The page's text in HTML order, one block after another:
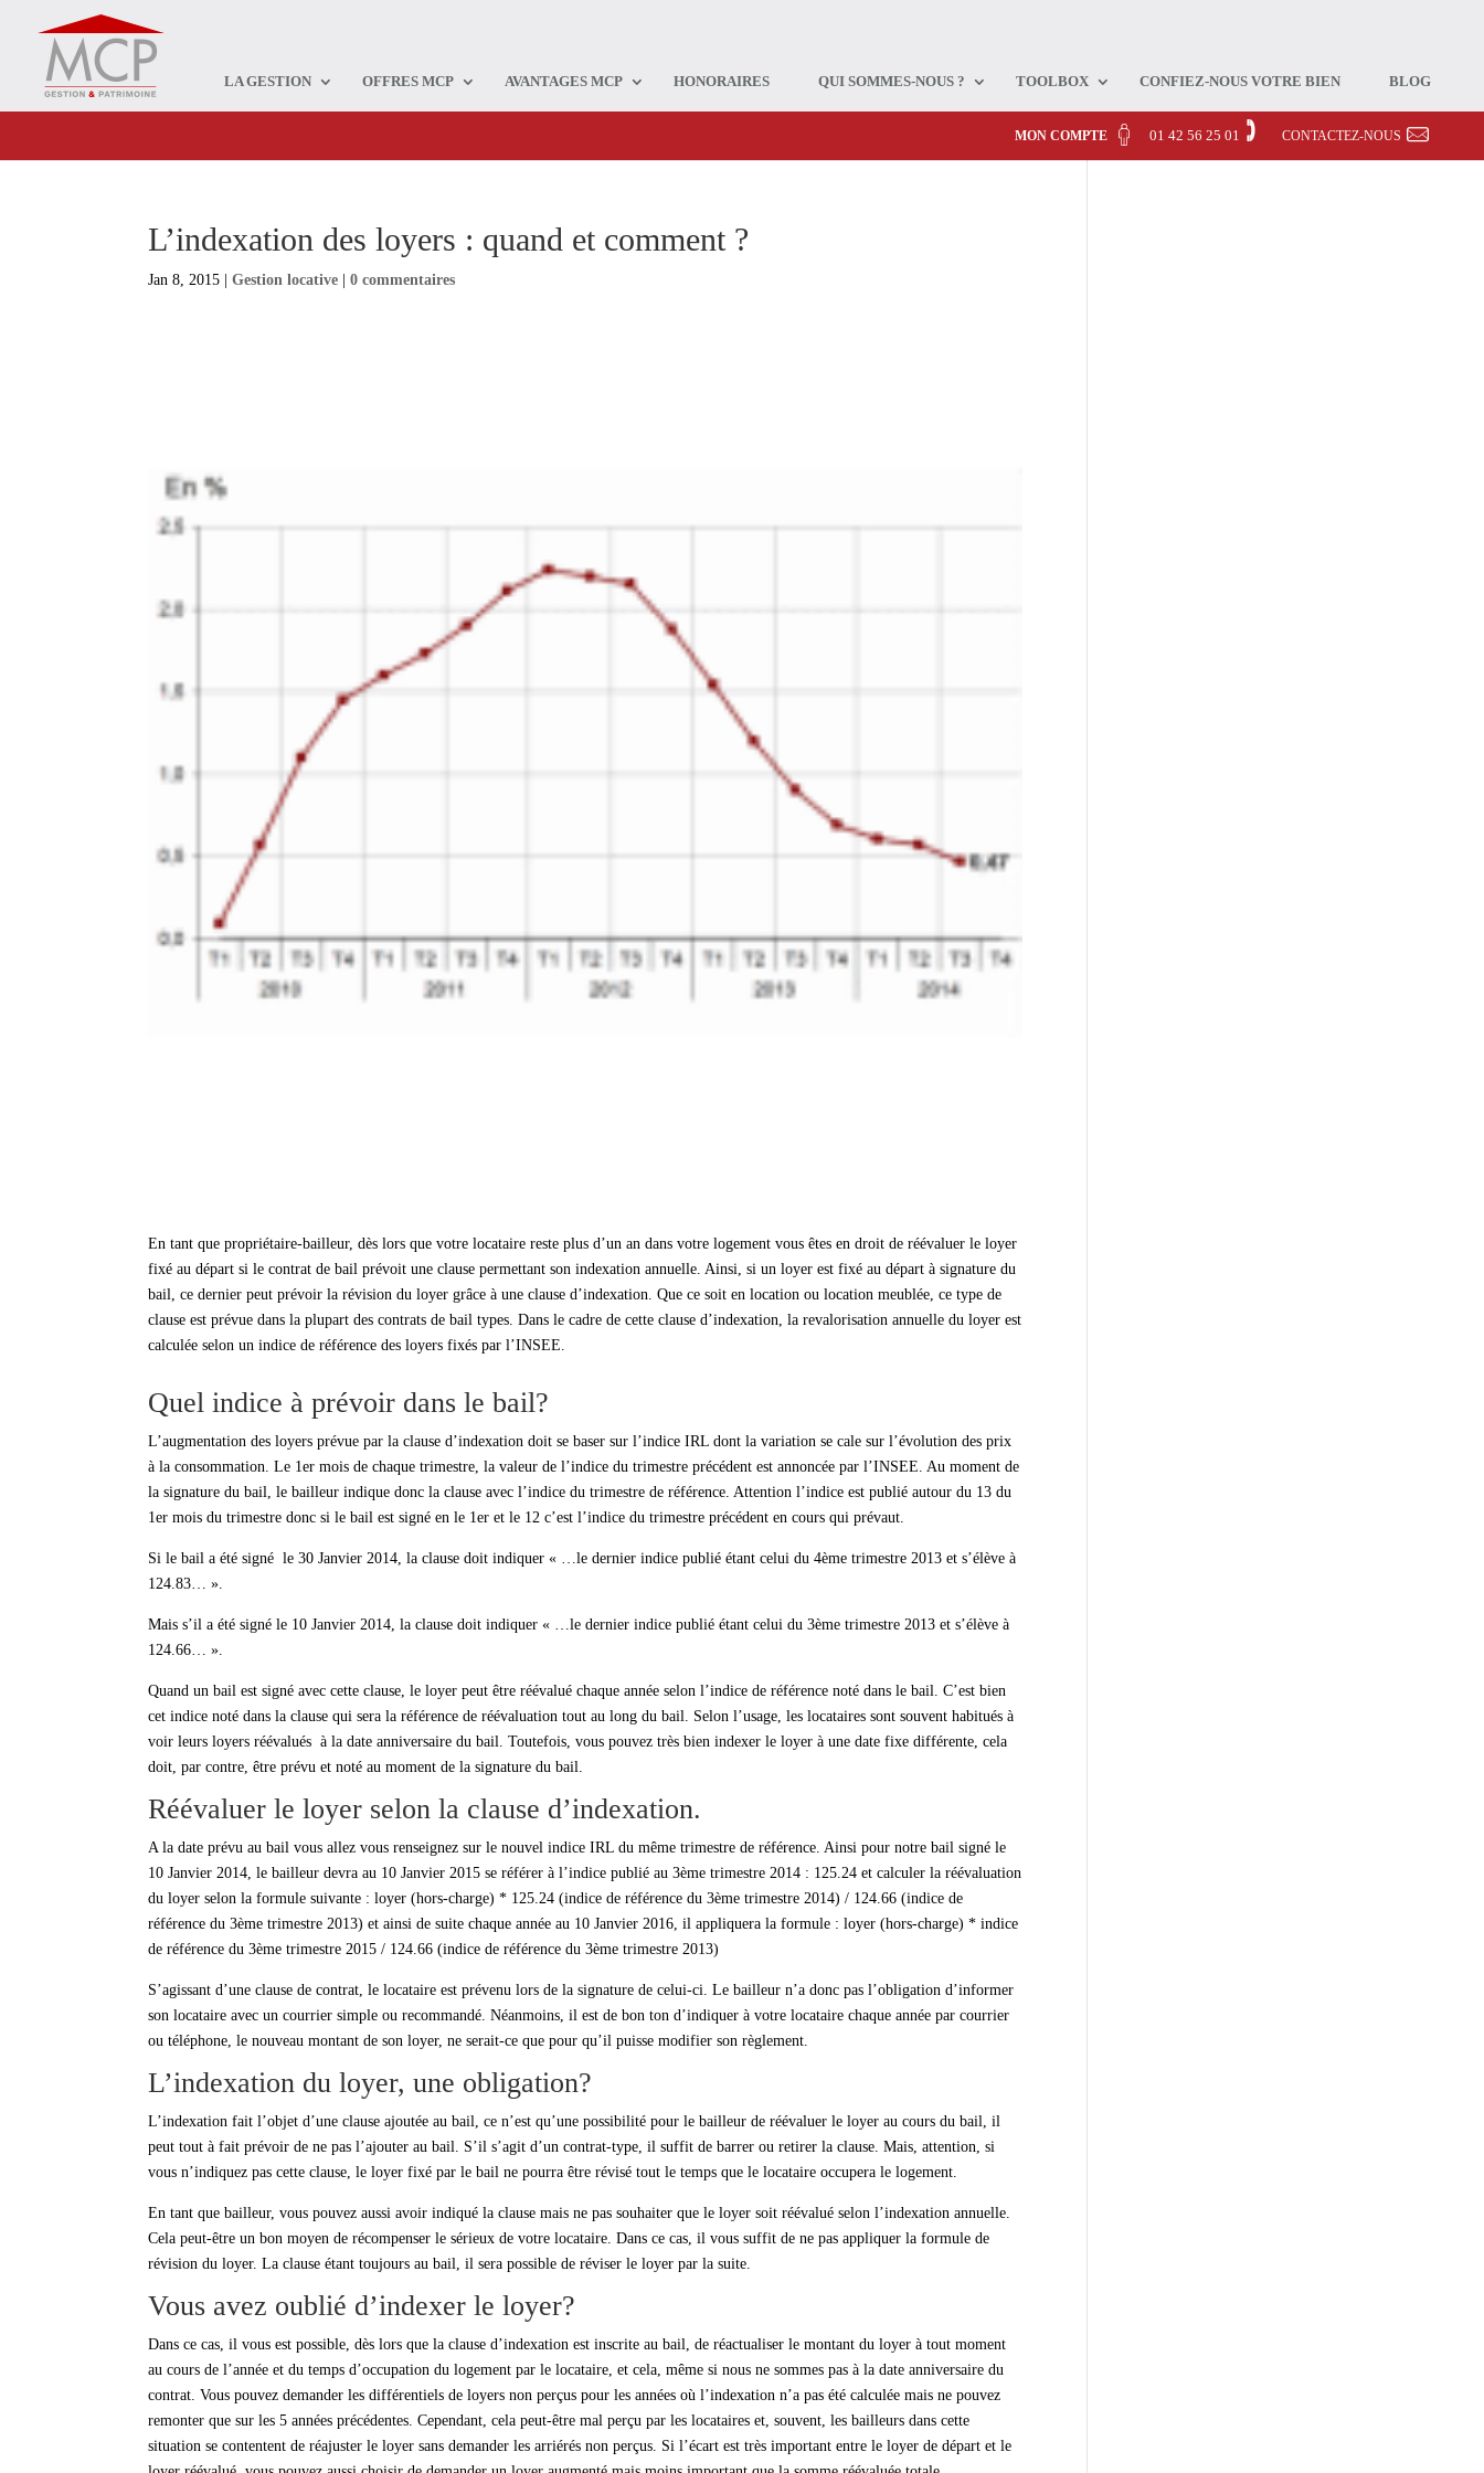
LA GESTION OFFRES MCP AVANTAGES MCP HONORAIRES QUI SOMMES-NOUS ? TOOLBOX CONFIEZ-NOUS VOTRE BIEN BLOG
MON COMPTE 01 42 56 25 01 CONTACTEZ-NOUS
L’indexation des loyers : quand et comment ?
Jan 8, 2015 |Gestion locative |0 commentaires
En tant que propriétaire-bailleur, dès lors que votre locataire reste plus d’un an dans votre logement vous êtes en droit de réévaluer le loyer
fixé au départ si le contrat de bail prévoit une clause permettant son indexation annuelle. Ainsi, si un loyer est fixé au départ à signature du
bail, ce dernier peut prévoir la révision du loyer grâce à une clause d’indexation. Que ce soit en location ou location meublée, ce type de
clause est prévue dans la plupart des contrats de bail types. Dans le cadre de cette clause d’indexation, la revalorisation annuelle du loyer est
calculée selon un indice de référence des loyers fixés par l’INSEE.
Quel indice à prévoir dans le bail?
L’augmentation des loyers prévue par la clause d’indexation doit se baser sur l’indice IRL dont la variation se cale sur l’évolution des prix
à la consommation. Le 1er mois de chaque trimestre, la valeur de l’indice du trimestre précédent est annoncée par l’INSEE. Au moment de
la signature du bail, le bailleur indique donc la clause avec l’indice du trimestre de référence. Attention l’indice est publié autour du 13 du
1er mois du trimestre donc si le bail est signé en le 1er et le 12 c’est l’indice du trimestre précédent en cours qui prévaut.
Si le bail a été signé le 30 Janvier 2014, la clause doit indiquer « …le dernier indice publié étant celui du 4ème trimestre 2013 et s’élève à
124.83… ».
Mais s’il a été signé le 10 Janvier 2014, la clause doit indiquer « …le dernier indice publié étant celui du 3ème trimestre 2013 et s’élève à
124.66… ».
Quand un bail est signé avec cette clause, le loyer peut être réévalué chaque année selon l’indice de référence noté dans le bail. C’est bien
cet indice noté dans la clause qui sera la référence de réévaluation tout au long du bail. Selon l’usage, les locataires sont souvent habitués à
voir leurs loyers réévalués à la date anniversaire du bail. Toutefois, vous pouvez très bien indexer le loyer à une date fixe différente, cela
doit, par contre, être prévu et noté au moment de la signature du bail.
Réévaluer le loyer selon la clause d’indexation.
A la date prévu au bail vous allez vous renseignez sur le nouvel indice IRL du même trimestre de référence. Ainsi pour notre bail signé le
10 Janvier 2014, le bailleur devra au 10 Janvier 2015 se référer à l’indice publié au 3ème trimestre 2014 : 125.24 et calculer la réévaluation
du loyer selon la formule suivante : loyer (hors-charge) * 125.24 (indice de référence du 3ème trimestre 2014) / 124.66 (indice de
référence du 3ème trimestre 2013) et ainsi de suite chaque année au 10 Janvier 2016, il appliquera la formule : loyer (hors-charge) * indice
de référence du 3ème trimestre 2015 / 124.66 (indice de référence du 3ème trimestre 2013)
S’agissant d’une clause de contrat, le locataire est prévenu lors de la signature de celui-ci. Le bailleur n’a donc pas l’obligation d’informer
son locataire avec un courrier simple ou recommandé. Néanmoins, il est de bon ton d’indiquer à votre locataire chaque année par courrier
ou téléphone, le nouveau montant de son loyer, ne serait-ce que pour qu’il puisse modifier son règlement.
L’indexation du loyer, une obligation?
L’indexation fait l’objet d’une clause ajoutée au bail, ce n’est qu’une possibilité pour le bailleur de réévaluer le loyer au cours du bail, il
peut tout à fait prévoir de ne pas l’ajouter au bail. S’il s’agit d’un contrat-type, il suffit de barrer ou retirer la clause. Mais, attention, si
vous n’indiquez pas cette clause, le loyer fixé par le bail ne pourra être révisé tout le temps que le locataire occupera le logement.
En tant que bailleur, vous pouvez aussi avoir indiqué la clause mais ne pas souhaiter que le loyer soit réévalué selon l’indexation annuelle.
Cela peut-être un bon moyen de récompenser le sérieux de votre locataire. Dans ce cas, il vous suffit de ne pas appliquer la formule de
révision du loyer. La clause étant toujours au bail, il sera possible de réviser le loyer par la suite.
Vous avez oublié d’indexer le loyer?
Dans ce cas, il vous est possible, dès lors que la clause d’indexation est inscrite au bail, de réactualiser le montant du loyer à tout moment
au cours de l’année et du temps d’occupation du logement par le locataire, et cela, même si nous ne sommes pas à la date anniversaire du
contrat. Vous pouvez demander les différentiels de loyers non perçus pour les années où l’indexation n’a pas été calculée mais ne pouvez
remonter que sur les 5 années précédentes. Cependant, cela peut-être mal perçu par les locataires et, souvent, les bailleurs dans cette
situation se contentent de réajuster le loyer sans demander les arriérés non perçus. Si l’écart est très important entre le loyer de départ et le